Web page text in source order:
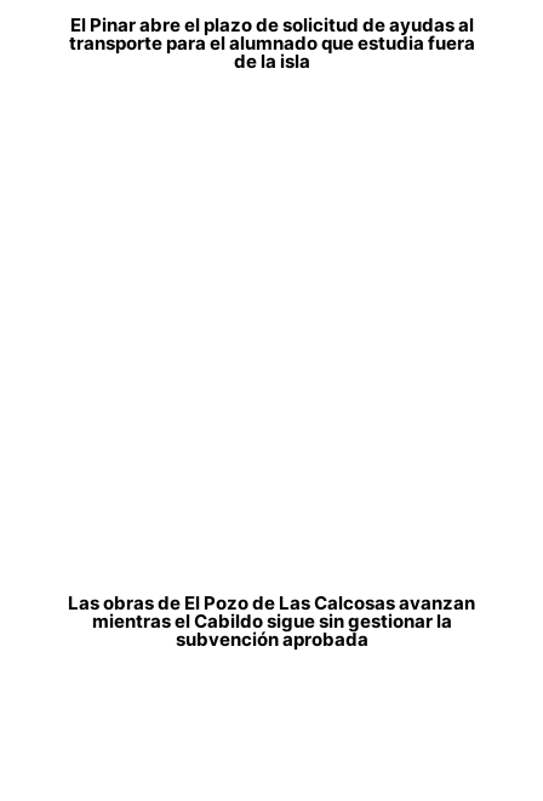
El Pinar abre el plazo de solicitud de ayudas al
transporte para el alumnado que estudia fuera
de la isla
Las obras de El Pozo de Las Calcosas avanzan
mientras el Cabildo sigue sin gestionar la
subvención aprobada